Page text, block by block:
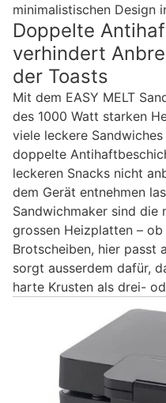
minimalistischen Design
Doppelte
verhindert
der Toasts
Mit dem EASY MELT
des 1000 Watt starken
viele leckere
doppelte
leckeren Snacks nicht
dem Gerät entnehmen
Sandwichmaker sind die
grossen Heizplatten –
Brotscheiben, hier passt
sorgt ausserdem dafür,
harte Krusten als drei-